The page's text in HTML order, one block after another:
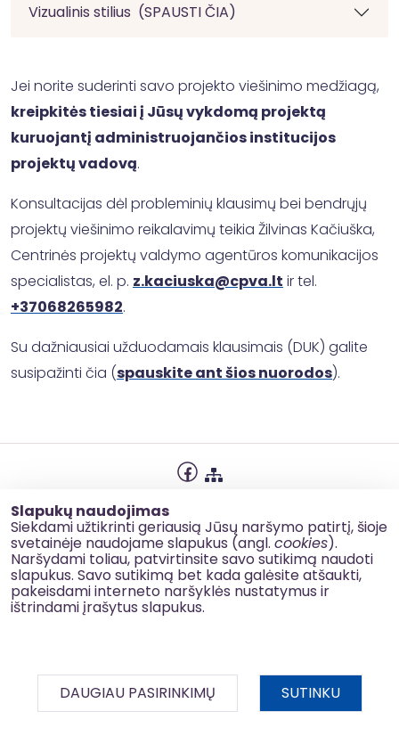
Slapukų naudojimas
Siekdami užtikrinti geriausią Jūsų naršymo patirtį, šioje
svetainėje naudojame slapukus (angl. cookies).
Naršydami toliau, patvirtinsite savo sutikimą naudoti
slapukus. Savo sutikimą bet kada galėsite atšaukti,
pakeisdami interneto naršyklės nustatymus ir
ištrindami įrašytus slapukus.
DAUGIAU PASIRINKIMŲ SUTINKU
Vizualinis stilius (SPAUSTI ČIA)
Jei norite suderinti savo projekto viešinimo medžiagą,
kreipkitės tiesiai į Jūsų vykdomą projektą
kuruojantį administruojančios institucijos
projektų vadovą.
Konsultacijas dėl probleminių klausimų bei bendrųjų
projektų viešinimo reikalavimų teikia Žilvinas Kačiuška,
Centrinės projektų valdymo agentūros komunikacijos
specialistas, el. p. z.kaciuska@cpva.lt ir tel.
+37068265982.
Su dažniausiai užduodamais klausimais (DUK) galite
susipažinti čia (spauskite ant šios nuorodos).
Slapukų naudojimas
Korupcijos prevencija
Kontaktai